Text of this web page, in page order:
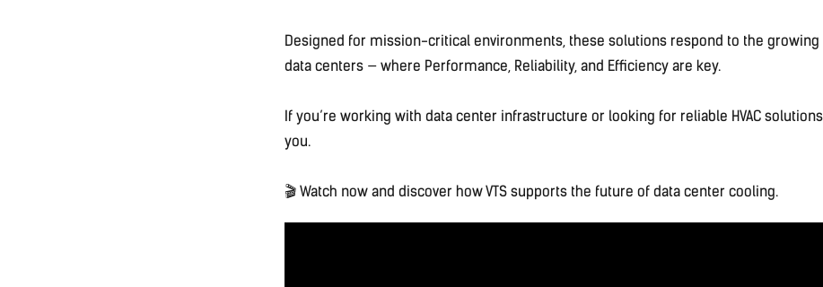
Designed for mission-critical environments, these solutions respond to the
data centers — where Performance, Reliability, and Efficiency are key.
If you’re working with data center infrastructure or looking for reliable HVAC
you.
🎬 Watch now and discover how VTS supports the future of data center cooling.